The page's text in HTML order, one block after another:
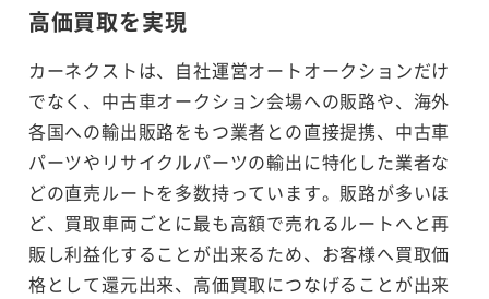
高価買取を実現
カーネクストは、自社運営オートオークションだけ
でなく、中古車オークション会場への販路や、海外
各国への輸出販路をもつ業者との直接提携、中古車
パーツやリサイクルパーツの輸出に特化した業者な
どの直売ルートを多数持っています。販路が多いほ
ど、買取車両ごとに最も高額で売れるルートへと再
販し利益化することが出来るため、お客様へ買取価
格として還元出来、高価買取につなげることが出来